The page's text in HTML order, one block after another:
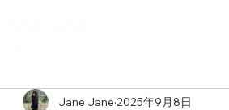
Jane Jane 2025年9月8日